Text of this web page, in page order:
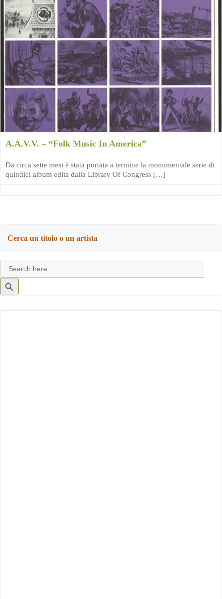
A.A.V.V. – “Folk Music In America”
Da circa sette mesi è stata portata a termine la monumentale serie di
quindici album edita dalla Library Of Congress […]
Cerca un titolo o un artista
Search
for:
Search
Button